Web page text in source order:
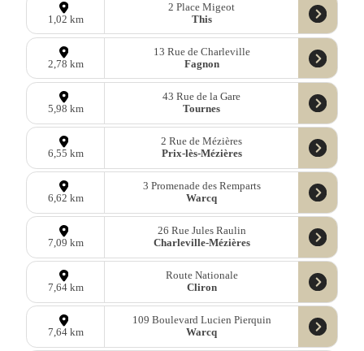
1,02 km
2 Place Migeot
This
2,78 km
13 Rue de Charleville
Fagnon
5,98 km
43 Rue de la Gare
Tournes
6,55 km
2 Rue de Mézières
Prix-lès-Mézières
6,62 km
3 Promenade des Remparts
Warcq
7,09 km
26 Rue Jules Raulin
Charleville-Mézières
7,64 km
Route Nationale
Cliron
7,64 km
109 Boulevard Lucien Pierquin
Warcq